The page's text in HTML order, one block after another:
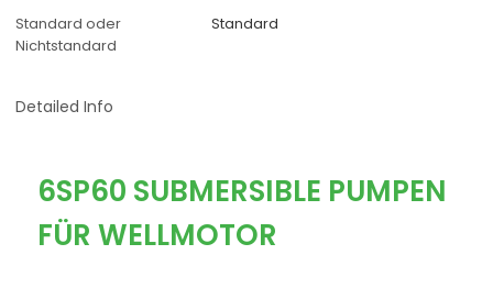
Standard oder
Nichtstandard
Standard
Detailed Info
6SP60 SUBMERSIBLE PUMPEN
FÜR WELLMOTOR